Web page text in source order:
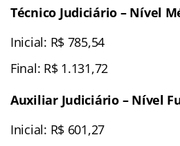
Técnico Judiciário – Nível
Inicial: R$ 785,54
Final: R$ 1.131,72
Auxiliar Judiciário – Nível
Inicial: R$ 601,27